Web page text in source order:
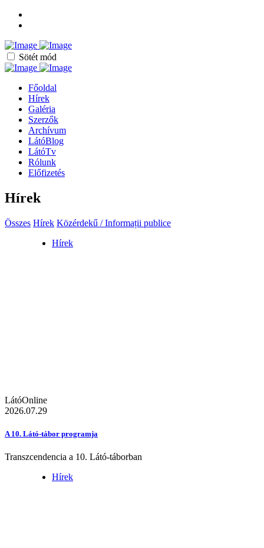
Sötét mód
Főoldal
Hírek
Galéria
Szerzők
Archívum
LátóBlog
LátóTv
Rólunk
Előfizetés
Hírek
Összes Hírek Közérdekű / Informații publice
Hírek
LátóOnline
2026.07.29
A 10. Látó-tábor programja
Transzcendencia a 10. Látó-táborban
Hírek